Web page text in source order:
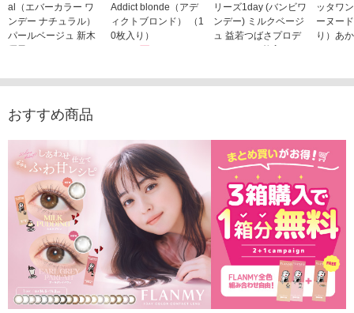
al（エバーカラー ワ
ンデー ナチュラル）
パールベージュ 新木
2,598円(税込)
Addict blonde（アデ
ィクトブロンド） （1
0枚入り）
リーズ1day (バンビワ
ンデー) ミルクベージ
ュ 益若つばさプロデ
ッタワ
ーヌー
り）あ
おすすめ商品